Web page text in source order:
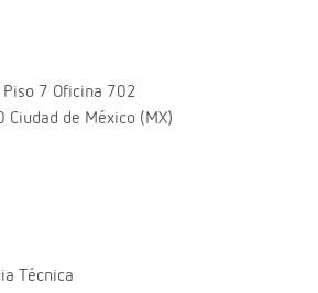
7 Oficina 702
Ciudad de México (MX)
Técnica